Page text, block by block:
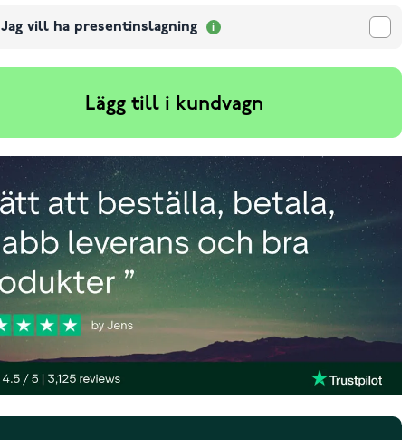
Jag vill ha presentinslagning
Lägg till i kundvagn